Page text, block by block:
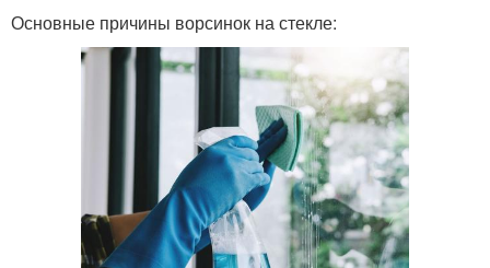
Основные причины ворсинок на стекле: